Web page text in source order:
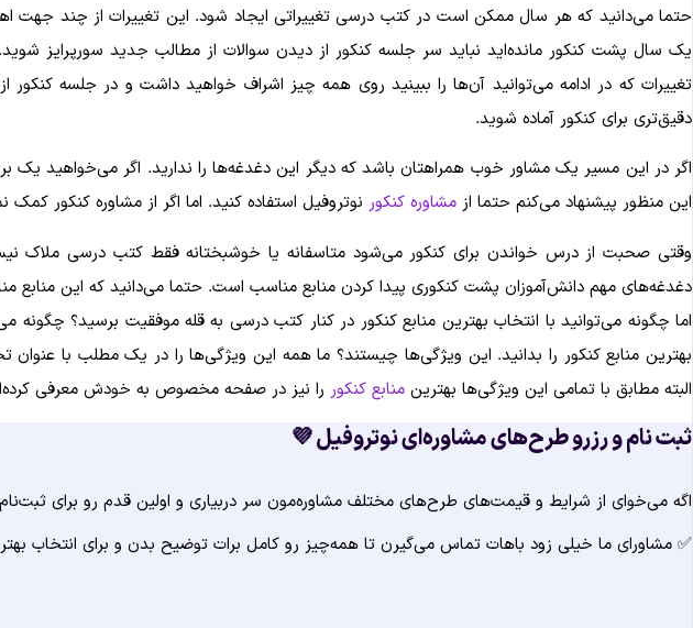
حتما می‌دانید که هر سال ممکن است در کتب درسی تغییراتی ایجاد شود. این تغییرات از چند جهت
یک سال پشت کنکور مانده‌اید نباید سر جلسه کنکور از دیدن سوالات از مطالب جدید سورپرایز
تغییرات که در ادامه می‌توانید آن‌ها را ببینید روی همه چیز اشراف خواهید داشت و در جلسه کنکور
دقیق‌تری برای کنکور آماده شوید.
اگر در این مسیر یک مشاور خوب همراهتان باشد که دیگر این دغدغه‌ها را ندارید. اگر می‌خواهید یک
این منظور پیشنهاد می‌کنم حتما از مشاوره کنکور نوتروفیل استفاده کنید. اما اگر از مشاوره کنکور
دغدغه‌های مهم دانش‌آموزان پشت کنکوری پیدا کردن منابع مناسب است. حتما می‌دانید که این منابع
اما چگونه می‌توانید با انتخاب بهترین منابع کنکور در کنار کتب درسی به قله موفقیت برسید؟
بهترین منابع کنکور را بدانید. این ویژگی‌ها چیستند؟ ما همه این ویژگی‌ها را در یک مطلب با
البته مطابق با تمامی این ویژگی‌ها بهترین منابع کنکور را نیز در صفحه مخصوص به خودش معرفی
ثبت نام و رزرو طرح‌های مشاوره‌ای نوتروفیل 💜
اگه می‌خوای از شرایط و قیمت‌های طرح‌های مختلف مشاوره‌مون سر دربیاری و اولین قدم رو برای ثبت‌نام
✅ مشاورای ما خیلی زود باهات تماس می‌گیرن تا همه‌چیز رو کامل برات توضیح بدن و برای انتخاب